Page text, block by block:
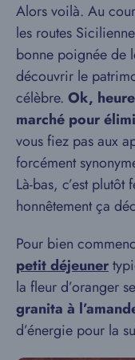
Alors voilà. Au
les routes
bonne poignée de
découvrir le
célèbre. Ok,
marché pour
vous fiez pas aux
forcément
Là-bas, c’est
honnêtement ça
Pour bien
petit déjeuner
la fleur d’oranger
granita à
d’énergie pour la